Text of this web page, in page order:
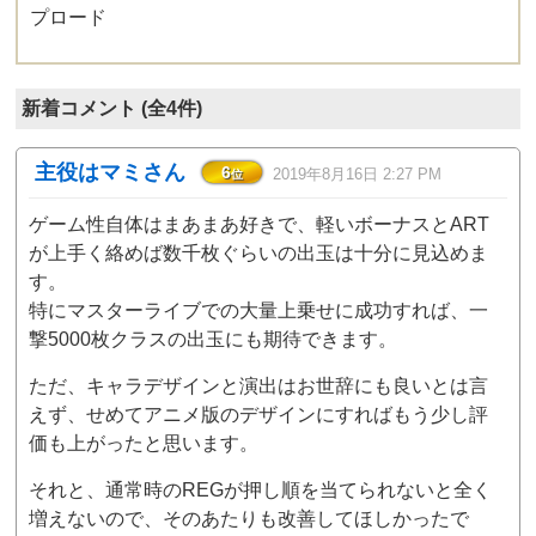
プロード
新着コメント (全4件)
主役はマミさん 6位 2019年8月16日 2:27 PM
ゲーム性自体はまあまあ好きで、軽いボーナスとART
が上手く絡めば数千枚ぐらいの出玉は十分に見込めま
す。
特にマスターライブでの大量上乗せに成功すれば、一
撃5000枚クラスの出玉にも期待できます。
ただ、キャラデザインと演出はお世辞にも良いとは言
えず、せめてアニメ版のデザインにすればもう少し評
価も上がったと思います。
それと、通常時のREGが押し順を当てられないと全く
増えないので、そのあたりも改善してほしかったで